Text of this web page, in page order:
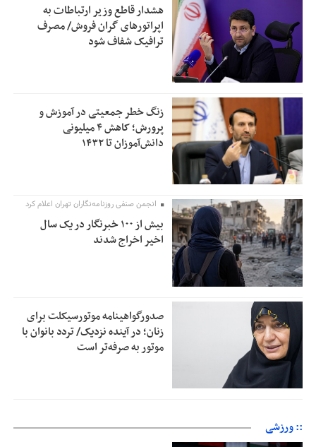
هشدار قاطع وزیر ارتباطات به
اپراتورهای گران فروش/ مصرف
ترافیک شفاف شود
زنگ خطر جمعیتی در آموزش و
پرورش؛ کاهش ۴ میلیونی
دانش‌آموزان تا ۱۴۳۲
انجمن صنفی روزنامه‌نگاران تهران اعلام کرد
بیش از ۱۰۰ خبرنگار در یک سال
اخیر اخراج شدند
صدورگواهینامه موتورسیکلت برای
زنان؛ در آینده نزدیک/ تردد بانوان با
موتور به‌ صرفه‌تر است
:: ورزشی